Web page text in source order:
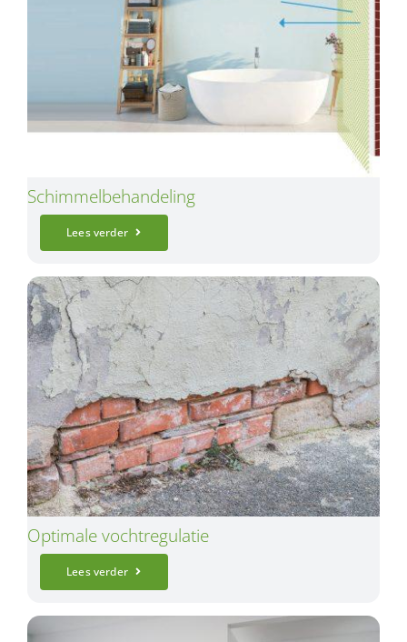
Schimmelbehandeling
Lees verder
Optimale vochtregulatie
Lees verder